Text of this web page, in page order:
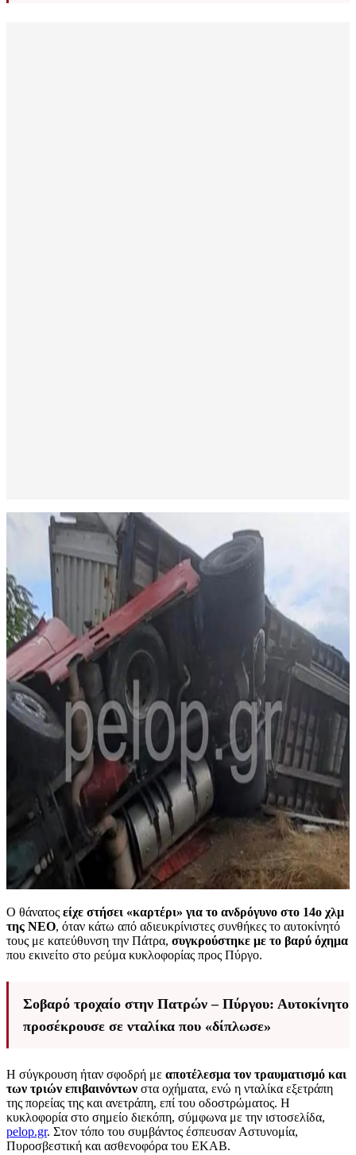
Ο θάνατος είχε στήσει «καρτέρι» για το ανδρόγυνο στο 14ο χλμ
της ΝΕΟ, όταν κάτω από αδιευκρίνιστες συνθήκες το αυτοκίνητό
τους με κατεύθυνση την Πάτρα, συγκρούστηκε με το βαρύ όχημα
που εκινείτο στο ρεύμα κυκλοφορίας προς Πύργο.
Σοβαρό τροχαίο στην Πατρών – Πύργου: Αυτοκίνητο
προσέκρουσε σε νταλίκα που «δίπλωσε»
Η σύγκρουση ήταν σφοδρή με αποτέλεσμα τον τραυματισμό και
των τριών επιβαινόντων στα οχήματα, ενώ η νταλίκα εξετράπη
της πορείας της και ανετράπη, επί του οδοστρώματος. Η
κυκλοφορία στο σημείο διεκόπη, σύμφωνα με την ιστοσελίδα,
pelop.gr. Στον τόπο του συμβάντος έσπευσαν Αστυνομία,
Πυροσβεστική και ασθενοφόρα του ΕΚΑΒ.